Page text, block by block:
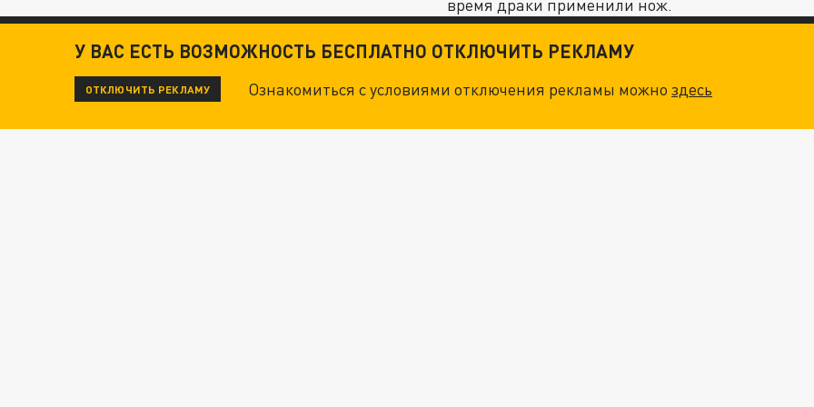
время драки применили нож.
У ВАС ЕСТЬ ВОЗМОЖНОСТЬ БЕСПЛАТНО ОТКЛЮЧИТЬ РЕКЛАМУ
ОТКЛЮЧИТЬ РЕКЛАМУ Ознакомиться с условиями отключения рекламы можноздесь